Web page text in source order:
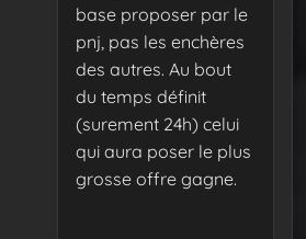
base proposer par le
pnj, pas les enchères
des autres. Au bout
du temps définit
(surement 24h) celui
qui aura poser le plus
grosse offre gagne.